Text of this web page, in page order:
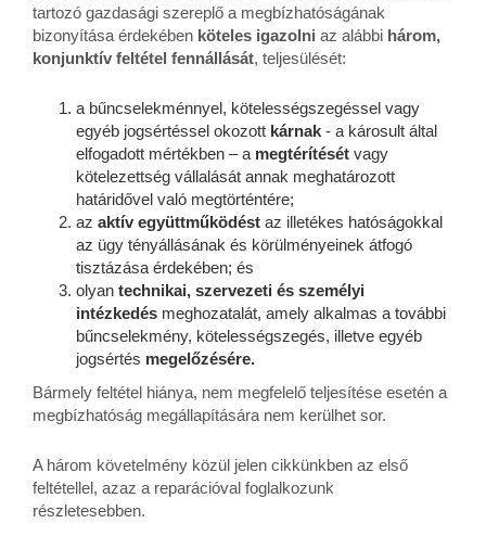
tartozó gazdasági szereplő a megbízhatóságának
bizonyítása érdekében köteles igazolni az alábbi három,
konjunktív feltétel fennállását, teljesülését:
a bűncselekménnyel, kötelességszegéssel vagy
egyéb jogsértéssel okozott kárnak - a károsult által
elfogadott mértékben – a megtérítését vagy
kötelezettség vállalását annak meghatározott
határidővel való megtörténtére;
az aktív együttműködést az illetékes hatóságokkal
az ügy tényállásának és körülményeinek átfogó
tisztázása érdekében; és
olyan technikai, szervezeti és személyi
intézkedés meghozatalát, amely alkalmas a további
bűncselekmény, kötelességszegés, illetve egyéb
jogsértés megelőzésére.
Bármely feltétel hiánya, nem megfelelő teljesítése esetén a
megbízhatóság megállapítására nem kerülhet sor.
A három követelmény közül jelen cikkünkben az első
feltétellel, azaz a reparációval foglalkozunk
részletesebben.